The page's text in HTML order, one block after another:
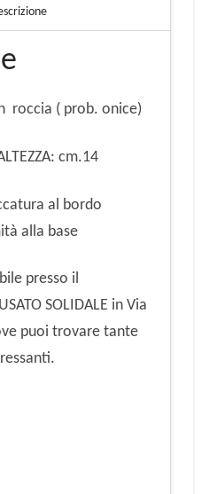
roccia ( prob. onice)
cm.14
al bordo
alla base
presso il
SOLIDALE in Via
puoi trovare tante